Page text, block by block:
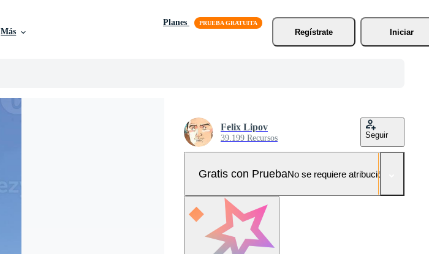
Más
Planes
Regístrate
Iniciar
Felix Lipov
39.199 Recursos Seguir
Gratis con PruebaNo se requiere atribución!